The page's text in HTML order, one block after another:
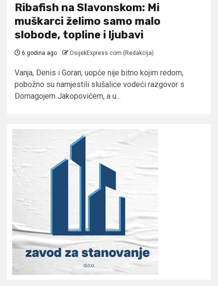
Ribafish na Slavonskom: Mi
muškarci želimo samo malo
slobode, topline i ljubavi
6 godina ago OsijekExpress.com (Redakcija)
Vanja, Denis i Goran, uopće nije bitno kojim redom,
pobožno su namjestili slušalice vodeći razgovor s
Domagojem Jakopovićem, a u...